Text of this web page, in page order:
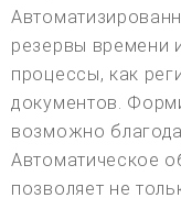
резервы времени
процессы, как
документов.
возможно
Автоматическое
позволяет не